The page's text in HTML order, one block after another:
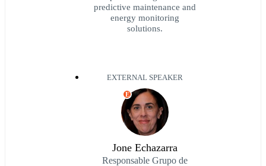
predictive maintenance and
energy monitoring
solutions.
EXTERNAL SPEAKER
E
Jone Echazarra
Responsable Grupo de